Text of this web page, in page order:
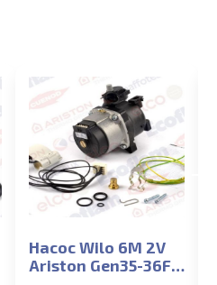
Насос Wilo 6M 2V
Ariston Gen35-36FF,